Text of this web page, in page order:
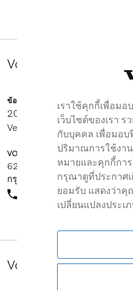
Volvo EX90 Ultra -
ข้อมูลรถยนต์
2025 รถบริษัท 9,000 กม. ไ
Ventilated Dawn Nordico in
VOLVO SELEKT EXECUTIVE CAR
622 อาคารเอ็มโพเรียมทาวเวอร์ ชั้
กรุงเทพมหานคร, 10110
+66 63
Volvo XC90 Ultra -
เราใช้คุกกี้เพื่อม
เว็บไซต์ของเรา
กับบุคคล เพื่อมอบ
ปริมาณการใช้งา
หมายและคุกกี้กา
กรุณาดูที่ประกาศ
ยอมรับ แสดงว่าคุ
เปลี่ยนแปลงประ